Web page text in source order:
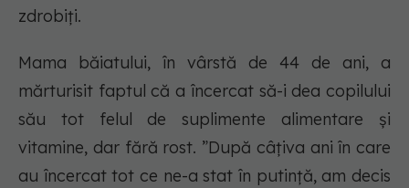
zdrobiți.
Mama băiatului, în vârstă de 44 de ani, a
mărturisit faptul că a încercat să-i dea copilului
său tot felul de suplimente alimentare și
vitamine, dar fără rost. ”După câțiva ani în care
au încercat tot ce ne-a stat în putință, am decis